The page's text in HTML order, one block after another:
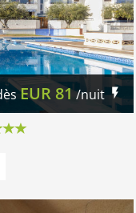
EUR 81/nuit